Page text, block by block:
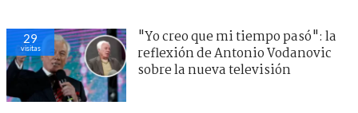
29
visitas
"Yo creo que mi tiempo pasó": la
reflexión de Antonio Vodanovic
sobre la nueva televisión